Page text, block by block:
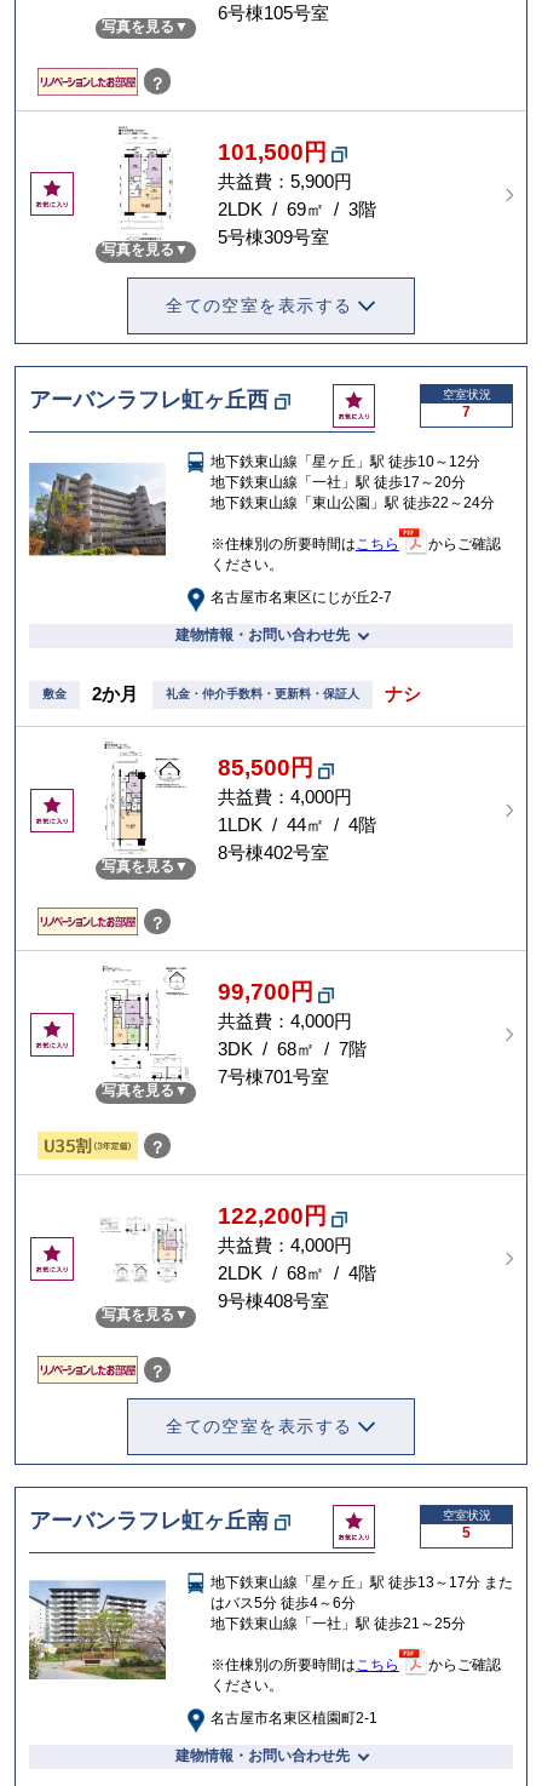
写真を見る
6号棟105号室
？
お
気
写真を見る
101,500円
共益費：5,900円
2LDK / 69㎡ / 3階
5号棟309号室
全ての空室を表示する
アーバンラフレ虹ヶ丘西
お
気
入
り
空室状況
7
地下鉄東山線「星ヶ丘」駅 徒歩10～12分
地下鉄東山線「一社」駅 徒歩17～20分
地下鉄東山線「東山公園」駅 徒歩22～24分
※住棟別の所要時間は こちら
からご確認
ください。
名古屋市名東区にじが丘2-7
建物情報・お問い合わせ先
敷金 2か月 礼金・仲介手数料・更新料・保証人 ナシ
お
気
写真を見る
85,500円
共益費：4,000円
1LDK / 44㎡ / 4階
8号棟402号室
？
お
気
写真を見る
99,700円
共益費：4,000円
3DK / 68㎡ / 7階
7号棟701号室
？
お
気
写真を見る
122,200円
共益費：4,000円
2LDK / 68㎡ / 4階
9号棟408号室
？
全ての空室を表示する
アーバンラフレ虹ヶ丘南
お
気
入
り
空室状況
5
地下鉄東山線「星ヶ丘」駅 徒歩13～17分 また
はバス5分 徒歩4～6分
地下鉄東山線「一社」駅 徒歩21～25分
※住棟別の所要時間は こちら
からご確認
ください。
名古屋市名東区植園町2-1
建物情報・お問い合わせ先